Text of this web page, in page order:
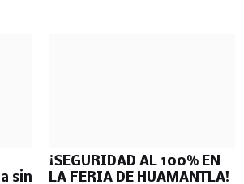
sin
¡SEGURIDAD AL 100% EN
LA FERIA DE HUAMANTLA!